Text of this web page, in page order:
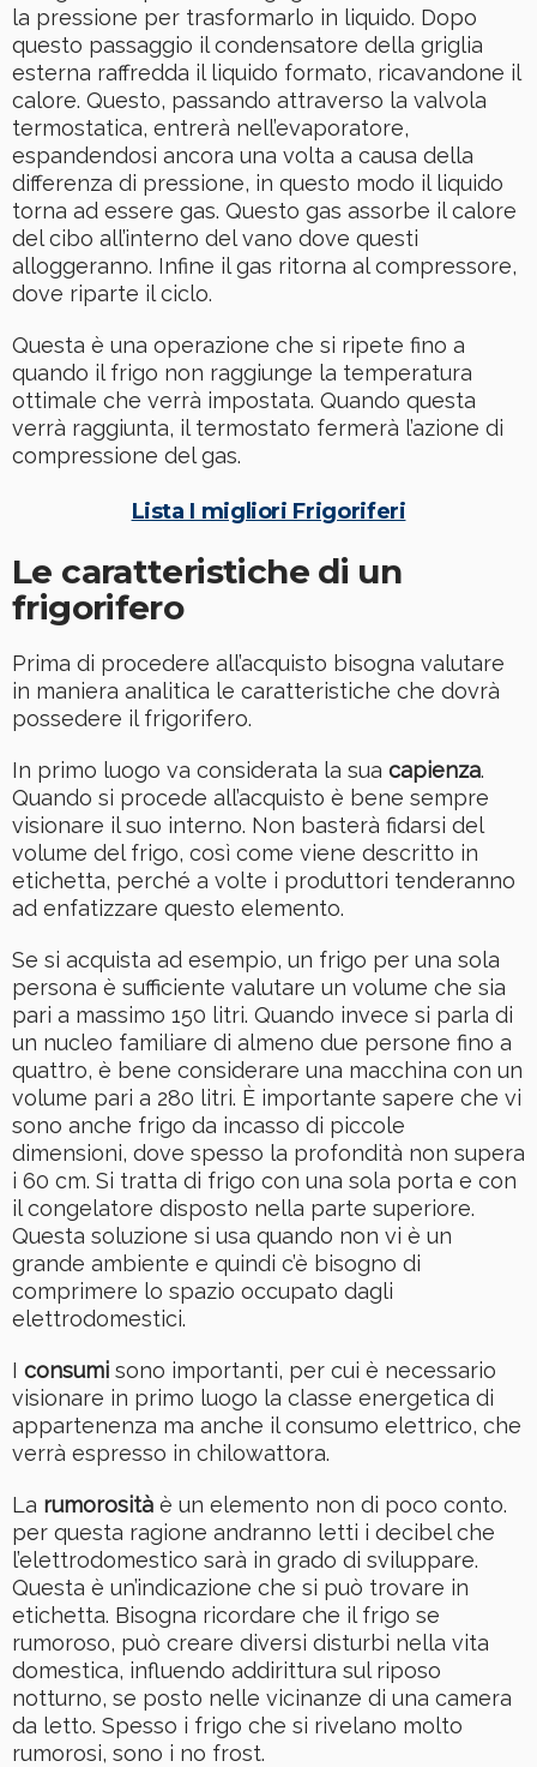
la pressione per trasformarlo in liquido. Dopo
questo passaggio il condensatore della griglia
esterna raffredda il liquido formato, ricavandone il
calore. Questo, passando attraverso la valvola
termostatica, entrerà nell’evaporatore,
espandendosi ancora una volta a causa della
differenza di pressione, in questo modo il liquido
torna ad essere gas. Questo gas assorbe il calore
del cibo all’interno del vano dove questi
alloggeranno. Infine il gas ritorna al compressore,
dove riparte il ciclo.
Questa è una operazione che si ripete fino a
quando il frigo non raggiunge la temperatura
ottimale che verrà impostata. Quando questa
verrà raggiunta, il termostato fermerà l’azione di
compressione del gas.
Lista I migliori Frigoriferi
Le caratteristiche di un
frigorifero
Prima di procedere all’acquisto bisogna valutare
in maniera analitica le caratteristiche che dovrà
possedere il frigorifero.
In primo luogo va considerata la sua capienza.
Quando si procede all’acquisto è bene sempre
visionare il suo interno. Non basterà fidarsi del
volume del frigo, così come viene descritto in
etichetta, perché a volte i produttori tenderanno
ad enfatizzare questo elemento.
Se si acquista ad esempio, un frigo per una sola
persona è sufficiente valutare un volume che sia
pari a massimo 150 litri. Quando invece si parla di
un nucleo familiare di almeno due persone fino a
quattro, è bene considerare una macchina con un
volume pari a 280 litri. È importante sapere che vi
sono anche frigo da incasso di piccole
dimensioni, dove spesso la profondità non supera
i 60 cm. Si tratta di frigo con una sola porta e con
il congelatore disposto nella parte superiore.
Questa soluzione si usa quando non vi è un
grande ambiente e quindi c’è bisogno di
comprimere lo spazio occupato dagli
elettrodomestici.
I consumi sono importanti, per cui è necessario
visionare in primo luogo la classe energetica di
appartenenza ma anche il consumo elettrico, che
verrà espresso in chilowattora.
La rumorosità è un elemento non di poco conto.
per questa ragione andranno letti i decibel che
l’elettrodomestico sarà in grado di sviluppare.
Questa è un’indicazione che si può trovare in
etichetta. Bisogna ricordare che il frigo se
rumoroso, può creare diversi disturbi nella vita
domestica, influendo addirittura sul riposo
notturno, se posto nelle vicinanze di una camera
da letto. Spesso i frigo che si rivelano molto
rumorosi, sono i no frost.